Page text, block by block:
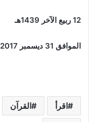
12 ربيع الآخر 1439هـ
الموافق 31 ديسمبر 2017
اقرأ القرآن